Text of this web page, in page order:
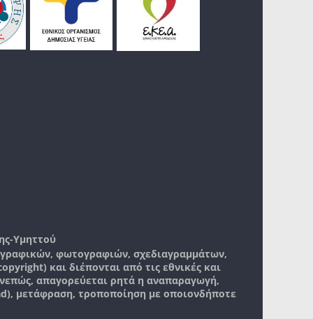
Υμηττού
φωτογραφιών, σχεδιαγραμμάτων,
και διέπονται από τις εθνικές και
απαγορεύεται ρητά η αναπαραγωγή,
μετάφραση, τροποποίηση με οποιονδήποτε